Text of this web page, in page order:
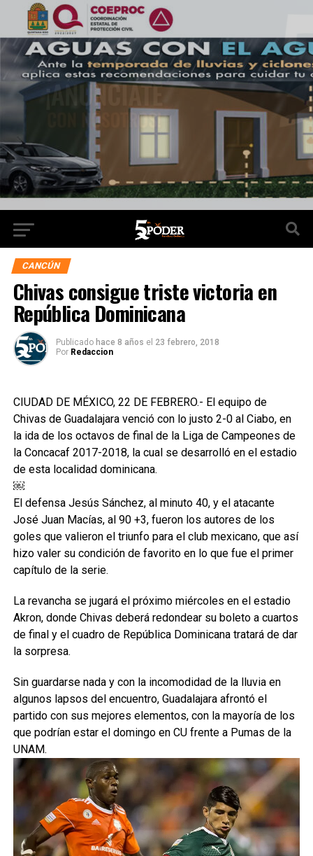
CANCÚN
Chivas consigue triste victoria en
República Dominicana
Publicado hace 8 años el 23 febrero, 2018
Por Redaccion
CIUDAD DE MÉXICO, 22 DE FEBRERO.- El equipo de
Chivas de Guadalajara venció con lo justo 2-0 al Ciabo, en
la ida de los octavos de final de la Liga de Campeones de
la Concacaf 2017-2018, la cual se desarrolló en el estadio
de esta localidad dominicana.
￼
El defensa Jesús Sánchez, al minuto 40, y el atacante
José Juan Macías, al 90 +3, fueron los autores de los
goles que valieron el triunfo para el club mexicano, que así
hizo valer su condición de favorito en lo que fue el primer
capítulo de la serie.
La revancha se jugará el próximo miércoles en el estadio
Akron, donde Chivas deberá redondear su boleto a cuartos
de final y el cuadro de República Dominicana tratará de dar
la sorpresa.
Sin guardarse nada y con la incomodidad de la lluvia en
algunos lapsos del encuentro, Guadalajara afrontó el
partido con sus mejores elementos, con la mayoría de los
que podrían estar el domingo en CU frente a Pumas de la
UNAM.